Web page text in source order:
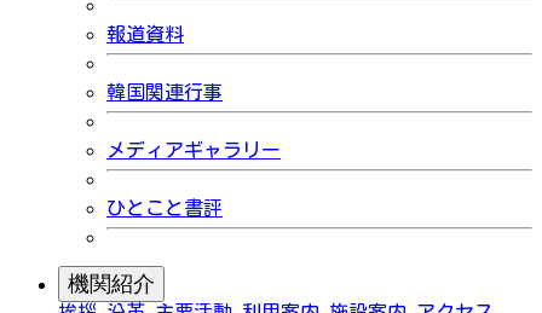
報道資料
韓国関連行事
メディアギャラリー
ひとこと書評
機関紹介